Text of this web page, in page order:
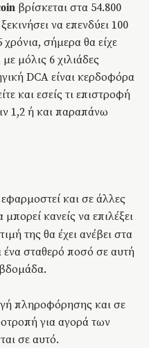
βρίσκεται στα 54.800
να επενδύει 100
σήμερα θα είχε
μόλις 6 χιλιάδες
DCA είναι κερδοφόρα
και εσείς τι επιστροφή
1,2 ή και παραπάνω
και σε άλλες
κανείς να επιλέξει
της θα έχει ανέβει στα
ένα σταθερό ποσό σε αυτή
πληροφόρησης και σε
για αγορά των
σε αυτό.